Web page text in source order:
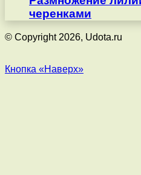
черенками
© Copyright 2026, Udota.ru
Кнопка «Наверх»